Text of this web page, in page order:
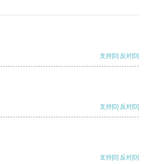
支持[0] 反对[0]
支持[0] 反对[0]
支持[0] 反对[0]